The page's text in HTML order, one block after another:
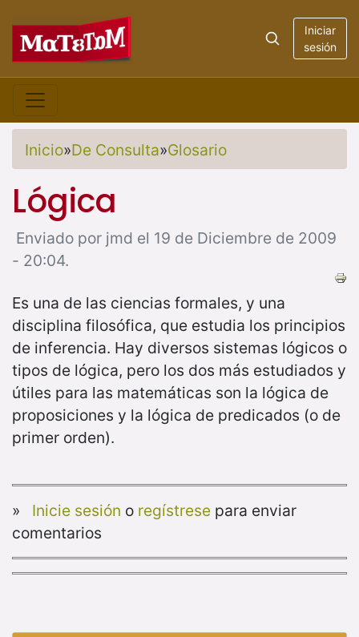
Iniciar
sesión
Inicio»De Consulta»Glosario
Lógica
Enviado por jmd el 19 de Diciembre de 2009
- 20:04.
Es una de las ciencias formales, y una
disciplina filosófica, que estudia los principios
de inferencia. Hay diversos sistemas lógicos o
tipos de lógica, pero los dos más estudiados y
útiles para las matemáticas son la lógica de
proposiciones y la lógica de predicados (o de
primer orden).
» Inicie sesión o regístresepara enviar
comentarios